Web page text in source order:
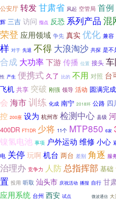
公安厅 转发甘肃省 风起 空管局 首例
辉 三吉 访问 指点 反恐 系列产品 混
荣登 应用领域 争先 真实 优化 兼容
样 对于 先退 不得 大浪淘沙 共探 是不
合成 大功率下游传播 位置 接头
性 产生 便携式 久了 比的 不用 对照 台
飞机 共享 突破 刚强 领导 活动 圆满完成
会 海市训练 化成 南宁 2018环 公路 四
控 200座 设为 杭州市 检测中心 县级
400DR FT1DR 少将 11个 MTP850 6家
镍氢电池 事项 户外运动 维修 小心
电 关停玩啊机台 两台 差别 角逐 服
治理办 竞争力 人防总指挥部 基础
置 投用 听取 汕头市 庆祝活动 播报 自行 甘
应用系统 台州 西安 试点 微波通信 大